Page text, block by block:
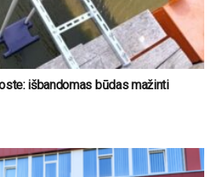
išbandomas būdas mažinti